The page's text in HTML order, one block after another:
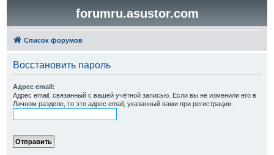
forumru.asustor.com
Список форумов
Восстановить пароль
Адрес email:
Адрес email, связанный с вашей учётной записью. Если вы не изменили его в
Личном разделе, то это адрес email, указанный вами при регистрации.